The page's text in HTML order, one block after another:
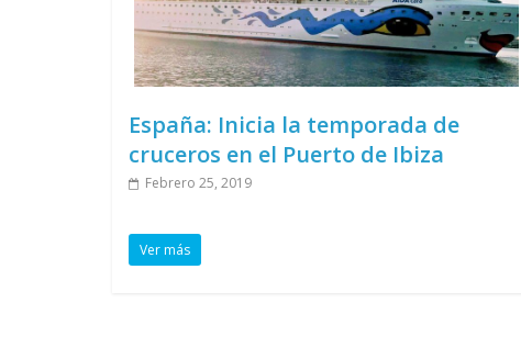
España: Inicia la temporada de
cruceros en el Puerto de Ibiza
Febrero 25, 2019
Ver más